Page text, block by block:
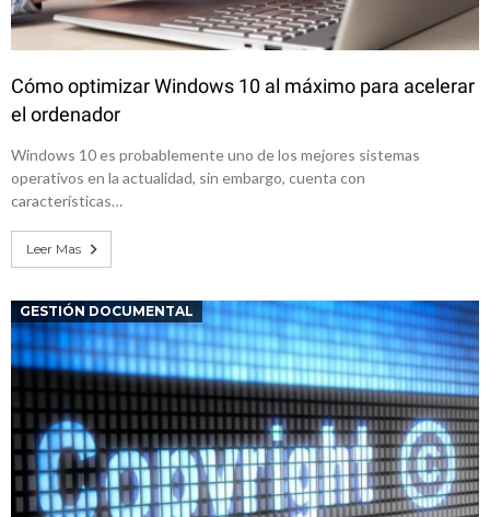
Cómo optimizar Windows 10 al máximo para acelerar
el ordenador
Windows 10 es probablemente uno de los mejores sistemas
operativos en la actualidad, sin embargo, cuenta con
características…
Leer Mas
GESTIÓN DOCUMENTAL